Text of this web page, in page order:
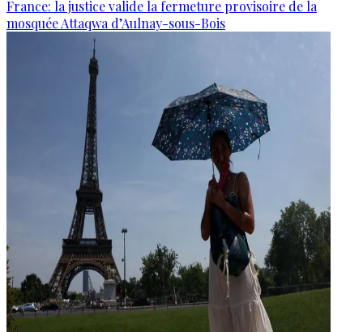
France: la justice valide la fermeture provisoire de la
mosquée Attaqwa d’Aulnay-sous-Bois